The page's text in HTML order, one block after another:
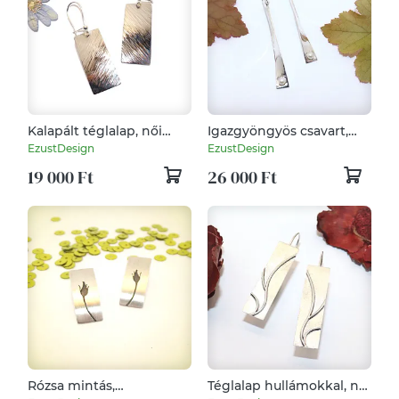
Kalapált téglalap, női
ezüst fülbevaló pár
EzustDesign
19 000 Ft
Igazgyöngyös csavart,
női ezüst fülbevaló pár
EzustDesign
26 000 Ft
Rózsa mintás,
Téglalap hullámokkal, női